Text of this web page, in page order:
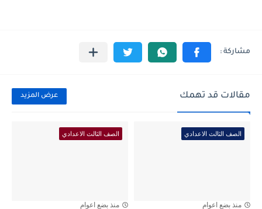
مقالات قد تهمك عرض المزيد
الصف الثالث الاعدادي
منذ بضع اعوام
الصف الثالث الاعدادي
منذ بضع اعوام